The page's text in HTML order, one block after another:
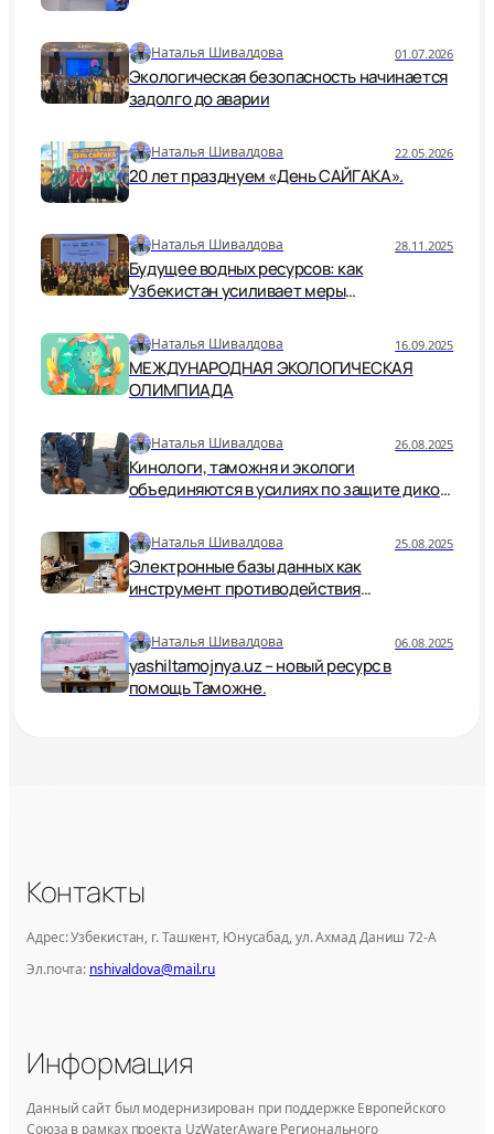
Наталья Шивалдова 01.07.2026
Экологическая безопасность начинается
задолго до аварии
Наталья Шивалдова 22.05.2026
20 лет празднуем «День САЙГАКА».
Наталья Шивалдова 28.11.2025
Будущее водных ресурсов: как
Узбекистан усиливает меры
Наталья Шивалдова 16.09.2025
МЕЖДУНАРОДНАЯ ЭКОЛОГИЧЕСКАЯ
ОЛИМПИАДА
Наталья Шивалдова 26.08.2025
Кинологи, таможня и экологи
объединяются в усилиях по защите дикой
Наталья Шивалдова 25.08.2025
Электронные базы данных как
инструмент противодействия
Наталья Шивалдова 06.08.2025
yashiltamojnya.uz – новый ресурс в
помощь Таможне.
Контакты
Адрес: Узбекистан, г. Ташкент, Юнусабад, ул. Ахмад Даниш 72-А
Эл.почта: nshivaldova@mail.ru
Информация
Данный сайт был модернизирован при поддержке Европейского
Союза в рамках проекта UzWaterAware Регионального